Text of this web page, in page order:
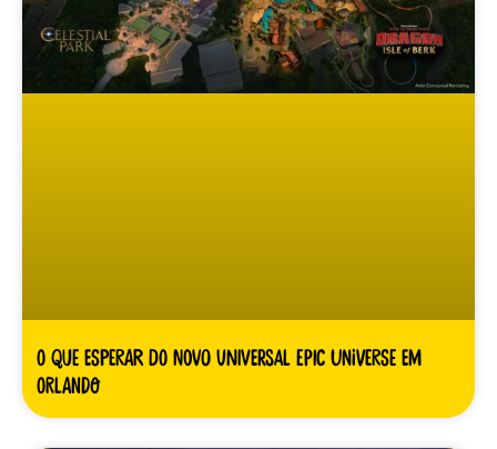
O Que Esperar do Novo Universal Epic Universe em
Orlando